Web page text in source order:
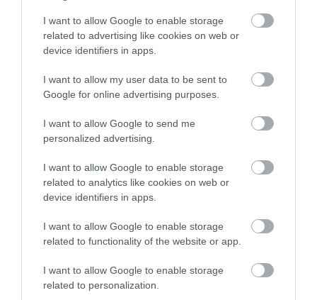
I want to allow Google to enable storage
related to advertising like cookies on web or
device identifiers in apps.
I want to allow my user data to be sent to
Google for online advertising purposes.
I want to allow Google to send me
personalized advertising.
I want to allow Google to enable storage
related to analytics like cookies on web or
device identifiers in apps.
I want to allow Google to enable storage
related to functionality of the website or app.
I want to allow Google to enable storage
related to personalization.
A Tisza és a Hortobágy találkozása a
tányéron
Az étlapon egyszerre jelennek meg a Tisza halas
hagyományai és a Hortobágy pásztorételei.
klasszikus fogások – a halászlé, a harcsapaprikás, a
megtalálhatók, miközben időről időre modernebb
változatban is visszatérnek.